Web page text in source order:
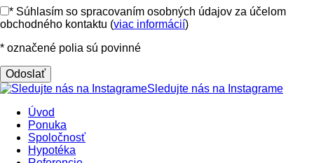
* Súhlasím so spracovaním osobných údajov za účelom
obchodného kontaktu (viac informácií)
* označené polia sú povinné
Odoslať
Sledujte nás na Instagrame
Úvod
Ponuka
Spoločnosť
Hypotéka